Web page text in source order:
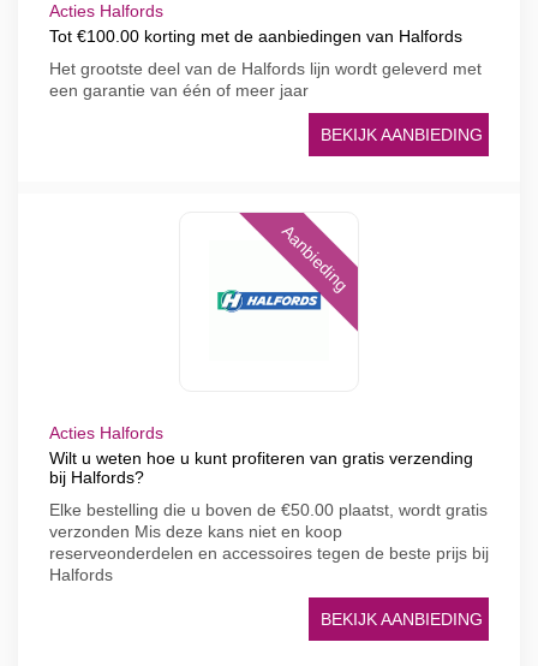
Acties Halfords
Tot €100.00 korting met de aanbiedingen van Halfords
Het grootste deel van de Halfords lijn wordt geleverd met
een garantie van één of meer jaar
BEKIJK AANBIEDING
Aanbieding
Acties Halfords
Wilt u weten hoe u kunt profiteren van gratis verzending
bij Halfords?
Elke bestelling die u boven de €50.00 plaatst, wordt gratis
verzonden Mis deze kans niet en koop
reserveonderdelen en accessoires tegen de beste prijs bij
Halfords
BEKIJK AANBIEDING